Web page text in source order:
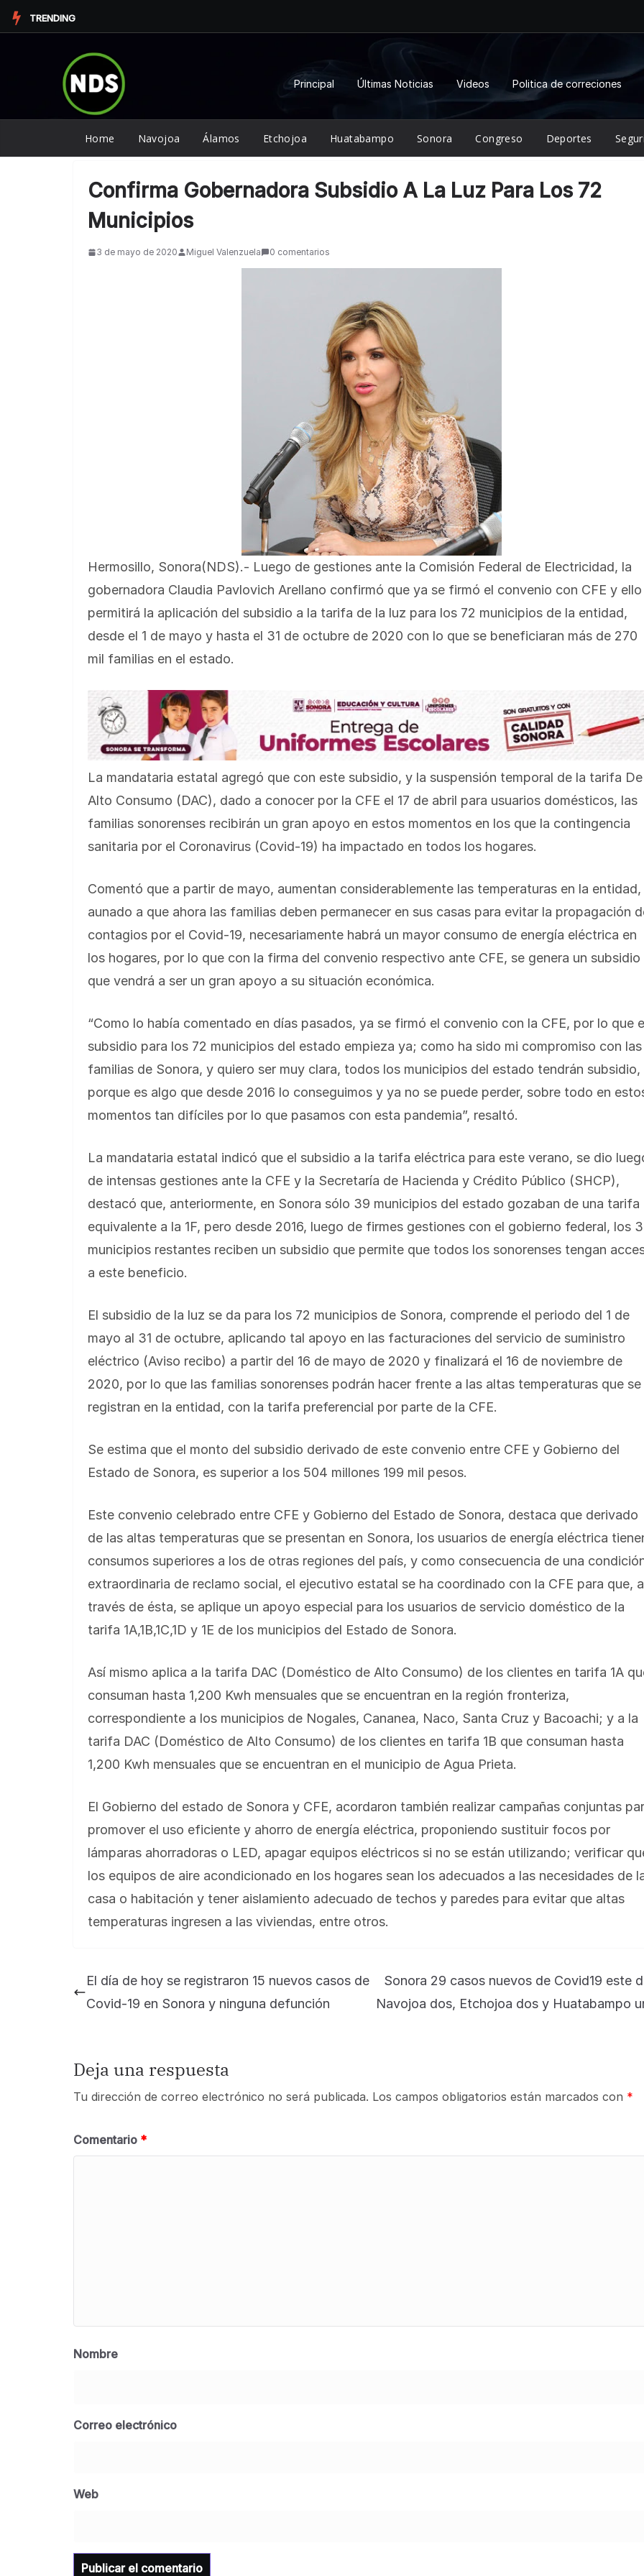
Saltar
al
TRENDING
Principal Últimas Noticias Videos Politica de correciones
Home Navojoa Álamos Etchojoa Huatabampo Sonora Congreso Deportes
Confirma Gobernadora Subsidio A La Luz Para Los 72
Municipios
3 de mayo de 2020 Miguel Valenzuela 0 comentarios
Hermosillo, Sonora(NDS).- Luego de gestiones ante la Comisión Federal de Electricidad, la
gobernadora Claudia Pavlovich Arellano confirmó que ya se firmó el convenio con CFE y ello
permitirá la aplicación del subsidio a la tarifa de la luz para los 72 municipios de la entidad,
desde el 1 de mayo y hasta el 31 de octubre de 2020 con lo que se beneficiaran más de 270
mil familias en el estado.
La mandataria estatal agregó que con este subsidio, y la suspensión temporal de la tarifa De
Alto Consumo (DAC), dado a conocer por la CFE el 17 de abril para usuarios domésticos, las
familias sonorenses recibirán un gran apoyo en estos momentos en los que la contingencia
sanitaria por el Coronavirus (Covid-19) ha impactado en todos los hogares.
Comentó que a partir de mayo, aumentan considerablemente las temperaturas en la entidad,
aunado a que ahora las familias deben permanecer en sus casas para evitar la propagación
contagios por el Covid-19, necesariamente habrá un mayor consumo de energía eléctrica en
los hogares, por lo que con la firma del convenio respectivo ante CFE, se genera un subsidio
que vendrá a ser un gran apoyo a su situación económica.
“Como lo había comentado en días pasados, ya se firmó el convenio con la CFE, por lo que
subsidio para los 72 municipios del estado empieza ya; como ha sido mi compromiso con las
familias de Sonora, y quiero ser muy clara, todos los municipios del estado tendrán subsidio,
porque es algo que desde 2016 lo conseguimos y ya no se puede perder, sobre todo en
momentos tan difíciles por lo que pasamos con esta pandemia”, resaltó.
La mandataria estatal indicó que el subsidio a la tarifa eléctrica para este verano, se dio
de intensas gestiones ante la CFE y la Secretaría de Hacienda y Crédito Público (SHCP),
destacó que, anteriormente, en Sonora sólo 39 municipios del estado gozaban de una tarifa
equivalente a la 1F, pero desde 2016, luego de firmes gestiones con el gobierno federal, los
municipios restantes reciben un subsidio que permite que todos los sonorenses tengan
a este beneficio.
El subsidio de la luz se da para los 72 municipios de Sonora, comprende el periodo ‪del 1 de
mayo al 31 de octubre‬, aplicando tal apoyo en las facturaciones del servicio de suministro
eléctrico (Aviso recibo) a partir del 16 de mayo de 2020 y finalizará el 16 de noviembre de
2020, por lo que las familias sonorenses podrán hacer frente a las altas temperaturas que se
registran en la entidad, con la tarifa preferencial por parte de la CFE.
Se estima que el monto del subsidio derivado de este convenio entre CFE y Gobierno del
Estado de Sonora, es superior a los 504 millones 199 mil pesos.
Este convenio celebrado entre CFE y Gobierno del Estado de Sonora, destaca que derivado
de las altas temperaturas que se presentan en Sonora, los usuarios de energía eléctrica
consumos superiores a los de otras regiones del país, y como consecuencia de una
extraordinaria de reclamo social, el ejecutivo estatal se ha coordinado con la CFE para que, a
través de ésta, se aplique un apoyo especial para los usuarios de servicio doméstico de la
tarifa 1A,1B,1C,1D y 1E de los municipios del Estado de Sonora.
Así mismo aplica a la tarifa DAC (Doméstico de Alto Consumo) de los clientes en tarifa 1A
consuman hasta 1,200 Kwh mensuales que se encuentran en la región fronteriza,
correspondiente a los municipios de Nogales, Cananea, Naco, Santa Cruz y Bacoachi; y a la
tarifa DAC (Doméstico de Alto Consumo) de los clientes en tarifa 1B que consuman hasta
1,200 Kwh mensuales que se encuentran en el municipio de Agua Prieta.
El Gobierno del estado de Sonora y CFE, acordaron también realizar campañas conjuntas
promover el uso eficiente y ahorro de energía eléctrica, proponiendo sustituir focos por
lámparas ahorradoras o LED, apagar equipos eléctricos si no se están utilizando; verificar
los equipos de aire acondicionado en los hogares sean los adecuados a las necesidades de
casa o habitación y tener aislamiento adecuado de techos y paredes para evitar que altas
temperaturas ingresen a las viviendas, entre otros.
El día de hoy se registraron 15 nuevos casos de
Covid-19 en Sonora y ninguna defunción
Sonora 29 casos nuevos de Covid19 este
Navojoa dos, Etchojoa dos y Huatabampo
Deja una respuesta
Tu dirección de correo electrónico no será publicada. Los campos obligatorios están marcados con *
Comentario *
Nombre
Correo electrónico
Web